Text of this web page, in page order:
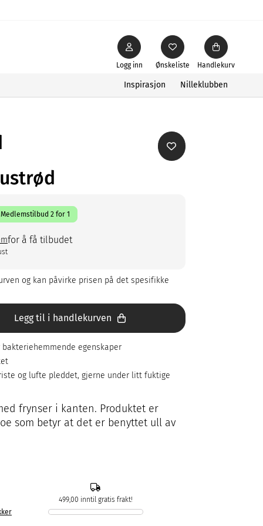
Ønskeliste
Logg inn Handlekurv
Inspirasjon Nilleklubben
Medlemstilbud 2 for 1
for å få tilbudet
og kan påvirke prisen på det spesifikke
Legg til i handlekurven
egenskaper
og lufte pleddet, gjerne under litt fuktige
frynser i kanten. Produktet er
som betyr at det er benyttet ull av
499,00 inntil gratis frakt!